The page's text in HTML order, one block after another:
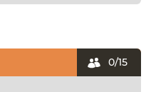
0/15